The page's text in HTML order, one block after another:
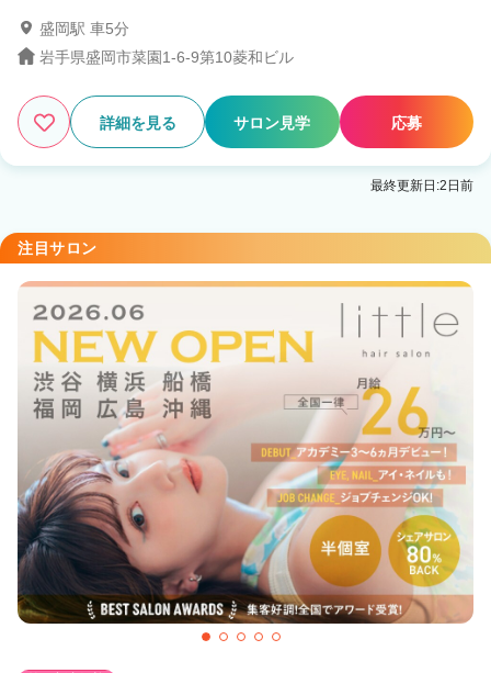
盛岡駅 車5分
岩手県盛岡市菜園1-6-9第10菱和ビル
詳細を見る サロン見学 応募
最終更新日:2日前
注目サロン